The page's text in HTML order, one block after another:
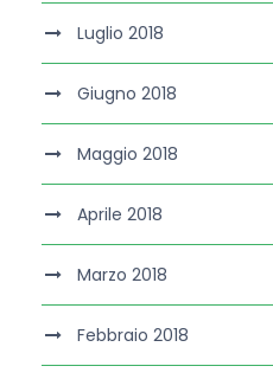
Luglio 2018
Giugno 2018
Maggio 2018
Aprile 2018
Marzo 2018
Febbraio 2018